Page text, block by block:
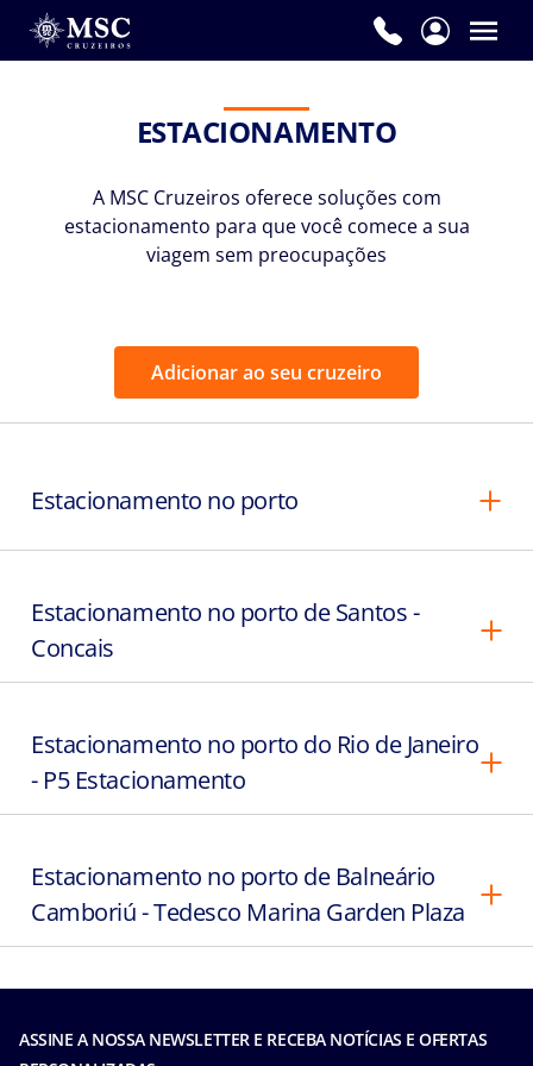
ESTACIONAMENTO
A MSC Cruzeiros oferece soluções com
estacionamento para que você comece a sua
viagem sem preocupações
Adicionar ao seu cruzeiro
Estacionamento no porto
Estacionamento no porto de Santos -
Concais
Estacionamento no porto do Rio de Janeiro
- P5 Estacionamento
Estacionamento no porto de Balneário
Camboriú - Tedesco Marina Garden Plaza
ASSINE A NOSSA NEWSLETTER E RECEBA NOTÍCIAS E OFERTAS